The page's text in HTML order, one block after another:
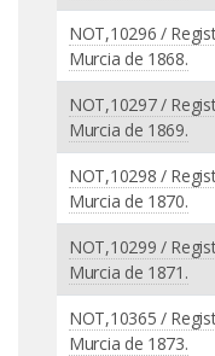
NOT,10296 /
Murcia de 1868.
NOT,10297 /
Murcia de 1869.
NOT,10298 /
Murcia de 1870.
NOT,10299 /
Murcia de 1871.
NOT,10365 /
Murcia de 1873.